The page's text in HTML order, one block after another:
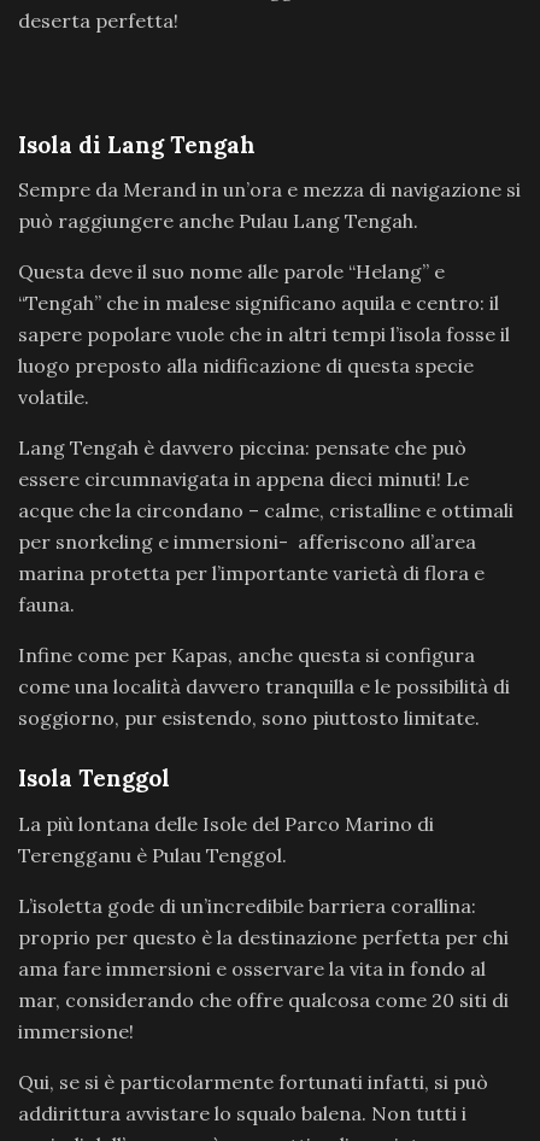
deserta perfetta!
Isola di Lang Tengah
Sempre da Merand in un’ora e mezza di navigazione si
può raggiungere anche Pulau Lang Tengah.
Questa deve il suo nome alle parole “Helang” e
“Tengah” che in malese significano aquila e centro: il
sapere popolare vuole che in altri tempi l’isola fosse il
luogo preposto alla nidificazione di questa specie
volatile.
Lang Tengah è davvero piccina: pensate che può
essere circumnavigata in appena dieci minuti! Le
acque che la circondano – calme, cristalline e ottimali
per snorkeling e immersioni- afferiscono all’area
marina protetta per l’importante varietà di flora e
fauna.
Infine come per Kapas, anche questa si configura
come una località davvero tranquilla e le possibilità di
soggiorno, pur esistendo, sono piuttosto limitate.
Isola Tenggol
La più lontana delle Isole del Parco Marino di
Terengganu è Pulau Tenggol.
L’isoletta gode di un’incredibile barriera corallina:
proprio per questo è la destinazione perfetta per chi
ama fare immersioni e osservare la vita in fondo al
mar, considerando che offre qualcosa come 20 siti di
immersione!
Qui, se si è particolarmente fortunati infatti, si può
addirittura avvistare lo squalo balena. Non tutti i